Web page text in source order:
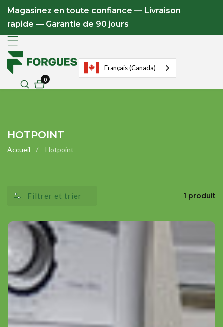
Magasinez en toute confiance — Livraison
rapide — Garantie de 90 jours
Français (Canada)
00
articles
COLLECTION
:
HOTPOINT
Accueil Hotpoint
Filtrer et trier 1 produit